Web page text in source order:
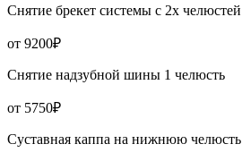
Снятие брекет системы с 2х челюстей
от 9200₽
Снятие надзубной шины 1 челюсть
от 5750₽
Суставная каппа на нижнюю челюсть